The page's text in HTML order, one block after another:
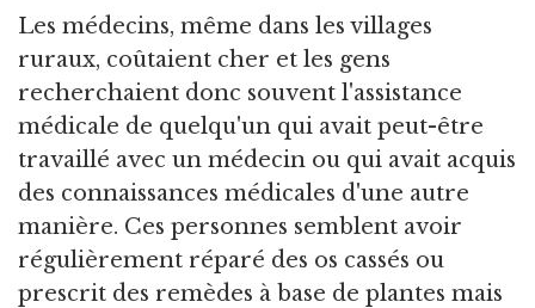
Les médecins, même dans les villages
ruraux, coûtaient cher et les gens
recherchaient donc souvent l'assistance
médicale de quelqu'un qui avait peut-être
travaillé avec un médecin ou qui avait acquis
des connaissances médicales d'une autre
manière. Ces personnes semblent avoir
régulièrement réparé des os cassés ou
prescrit des remèdes à base de plantes mais